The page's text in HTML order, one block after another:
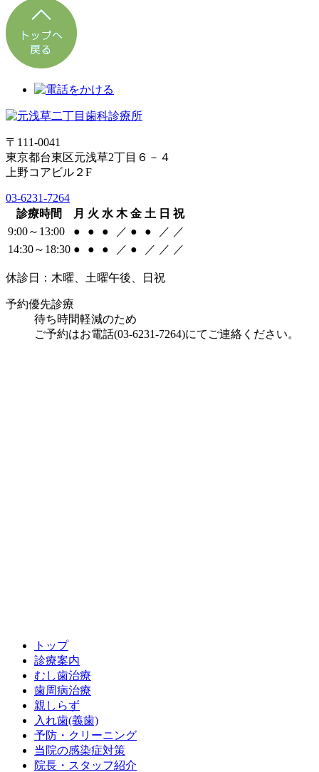
〒111-0041
東京都台東区元浅草2丁目６－４
上野コアビル２F
03-6231-7264
診療時間
月 火 水 木 金 土 日 祝
9:00～13:00
● ● ● ／ ● ● ／ ／
14:30～18:30 ● ● ● ／ ● ／ ／ ／
休診日：木曜、土曜午後、日祝
予約優先診療
待ち時間軽減のため
ご予約はお電話(03-6231-7264)にてご連絡ください。
トップ
診療案内
むし歯治療
歯周病治療
親しらず
入れ歯(義歯)
予防・クリーニング
当院の感染症対策
院長・スタッフ紹介